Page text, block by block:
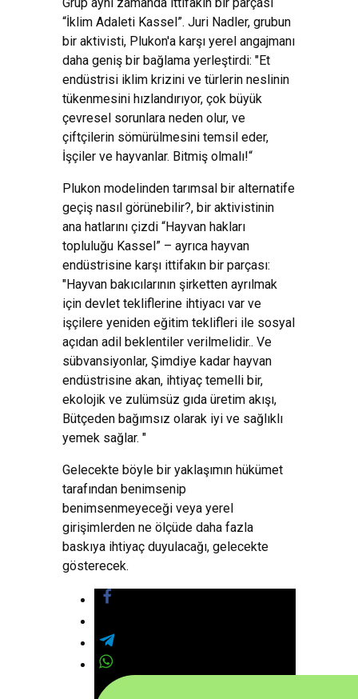
“İklim Adaleti Kassel”. Juri Nadler, grubun
bir aktivisti, Plukon'a karşı yerel angajmanı
daha geniş bir bağlama yerleştirdi: "Et
endüstrisi iklim krizini ve türlerin neslinin
tükenmesini hızlandırıyor, çok büyük
çevresel sorunlara neden olur, ve
çiftçilerin sömürülmesini temsil eder,
İşçiler ve hayvanlar. Bitmiş olmalı!“
Plukon modelinden tarımsal bir alternatife
geçiş nasıl görünebilir?, bir aktivistinin
ana hatlarını çizdi “Hayvan hakları
topluluğu Kassel” – ayrıca hayvan
endüstrisine karşı ittifakın bir parçası:
"Hayvan bakıcılarının şirketten ayrılmak
için devlet tekliflerine ihtiyacı var ve
işçilere yeniden eğitim teklifleri ile sosyal
açıdan adil beklentiler verilmelidir.. Ve
sübvansiyonlar, Şimdiye kadar hayvan
endüstrisine akan, ihtiyaç temelli bir,
ekolojik ve zulümsüz gıda üretim akışı,
Bütçeden bağımsız olarak iyi ve sağlıklı
yemek sağlar. "
Gelecekte böyle bir yaklaşımın hükümet
tarafından benimsenip
benimsenmeyeceği veya yerel
girişimlerden ne ölçüde daha fazla
baskıya ihtiyaç duyulacağı, gelecekte
gösterecek.